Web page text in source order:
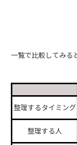
一覧で比較してみ
整理するタイミング
整理する人